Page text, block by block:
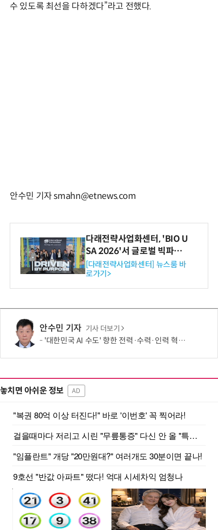
수 있도록 최선을 다하겠다”라고 전했다.
안수민 기자 smahn@etnews.com
다래전략사업화센터, 'BIO U
SA 2026'서 글로벌 빅파마
와의 비즈니스 미팅 지원…K
-바이오 해외 진출 교두보 확
보
[다래전략사업화센터] 뉴스룸 바
로가기>
안수민 기자 기사 더보기
'대한민국 AI 수도' 향한 전력·수력·인력 혁신 시동…'충남 3력 혁신 TF 회의 첫 개최
놓치면 아쉬운 정보 AD